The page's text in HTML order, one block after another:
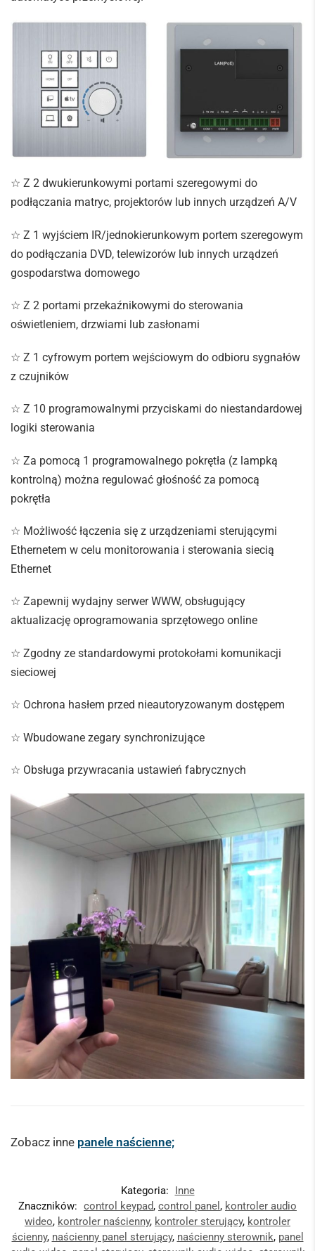
☆ Z 2 dwukierunkowymi portami szeregowymi do
podłączania matryc, projektorów lub innych urządzeń A/V
☆ Z 1 wyjściem IR/jednokierunkowym portem szeregowym
do podłączania DVD, telewizorów lub innych urządzeń
gospodarstwa domowego
☆ Z 2 portami przekaźnikowymi do sterowania
oświetleniem, drzwiami lub zasłonami
☆ Z 1 cyfrowym portem wejściowym do odbioru sygnałów
z czujników
☆ Z 10 programowalnymi przyciskami do niestandardowej
logiki sterowania
☆ Za pomocą 1 programowalnego pokrętła (z lampką
kontrolną) można regulować głośność za pomocą
pokrętła
☆ Możliwość łączenia się z urządzeniami sterującymi
Ethernetem w celu monitorowania i sterowania siecią
Ethernet
☆ Zapewnij wydajny serwer WWW, obsługujący
aktualizację oprogramowania sprzętowego online
☆ Zgodny ze standardowymi protokołami komunikacji
sieciowej
☆ Ochrona hasłem przed nieautoryzowanym dostępem
☆ Wbudowane zegary synchronizujące
☆ Obsługa przywracania ustawień fabrycznych
Zobacz inne panele naścienne;
Kategoria:
Inne
Znaczników: control keypad, control panel , kontroler audio
wideo, kontroler naścienny, kontroler sterujący, kontroler
ścienny, naścienny panel sterujący, naścienny sterownik, panel